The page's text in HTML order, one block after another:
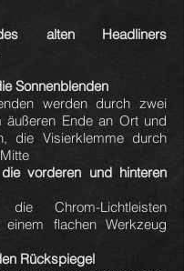
alten Headliners
Sonnenblenden
werden durch zwei
äußeren Ende an Ort und
die Visierklemme durch
vorderen und hinteren
Chrom-Lichtleisten
flachen Werkzeug
Rückspiegel